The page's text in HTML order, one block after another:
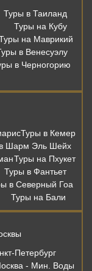
Туры в Таиланд
Туры на Кубу
на Маврикий
в Венесуэлу
в Черногорию
Туры в Кемер
Шарм Эль Шейх
Туры на Пхукет
Туры в Фантьет
в Северный Гоа
Туры на Бали
Петербург
- Мин. Воды